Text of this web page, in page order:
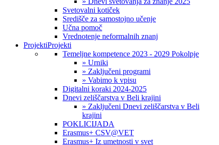
Svetovalni kotiček
Središče za samostojno učenje
Učna pomoč
Vrednotenje neformalnih znanj
ProjektiProjekti
Temeljne kompetence 2023 - 2029 Pokolpje
» Urniki
» Zaključeni programi
» Vabimo k vpisu
Digitalni koraki 2024-2025
Dnevi zeliščarstva v Beli krajini
» Zaključeni Dnevi zeliščarstva v Beli
krajini
POKLICIJADA
Erasmus+ CSV@VET
Erasmus+ Iz umetnosti v svet